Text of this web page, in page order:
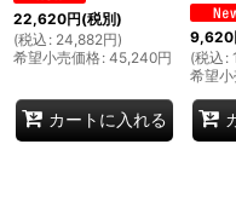
22,620円(税別)
(税込 : 24,882円)
希望小売価格: 45,240円
カートに入れる
9,620
(税込 :
希望